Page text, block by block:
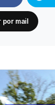
por mail